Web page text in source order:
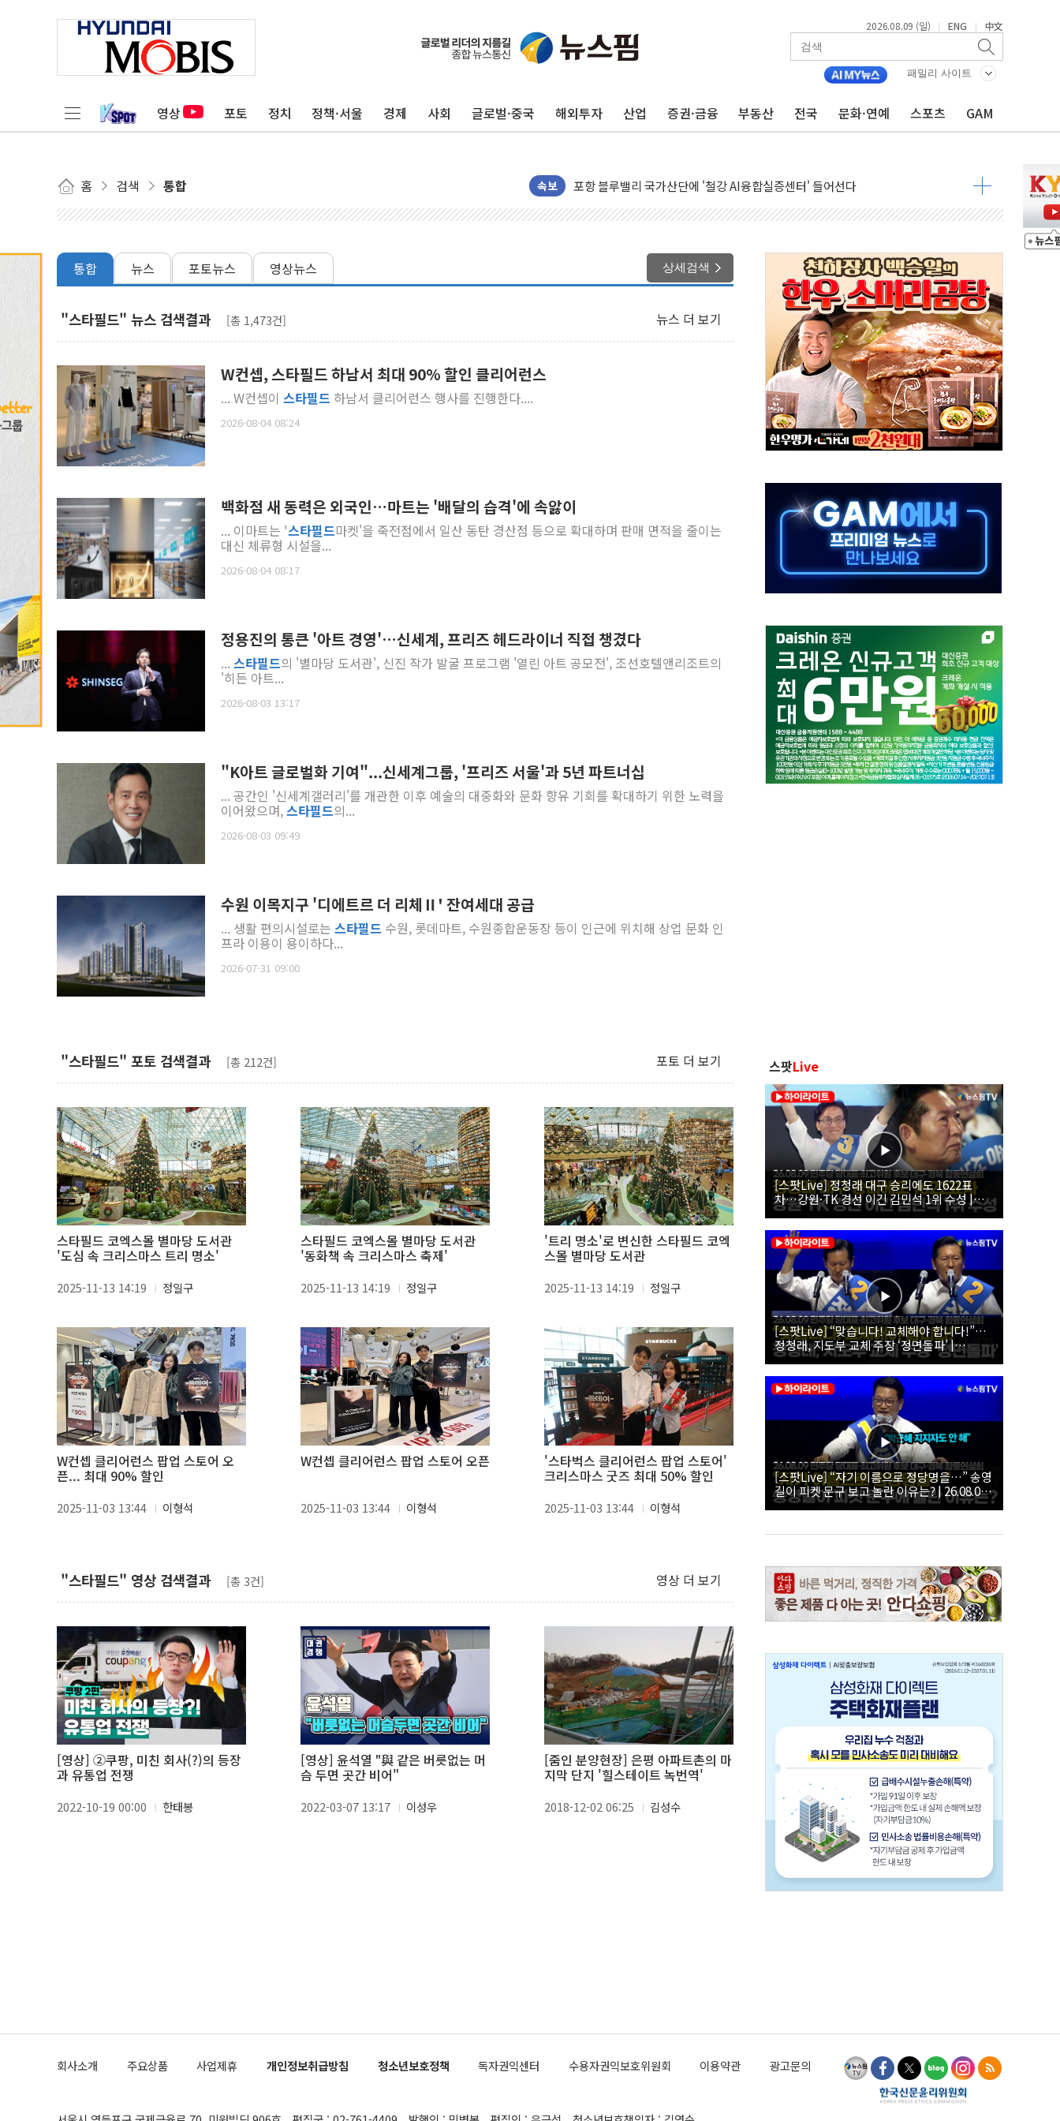
2026.08.09 (일) | ENG | 中文
패밀리 사이트
영상 포토 정치 정책·서울 경제 사회 글로벌·중국 해외투자 산업 증권·금융 부동산 전국 문화·연예 스포츠 GAM
홈 검색 통합 속보
125mm 폭우 쏟아진 울진...'두천~하당'·'올미골교' 차량 통행 선제 제한
평택 진위면 공장서 탱크 내부 작업 중 근로자 1명 숨져
상주 낙동강 선착장 하류서 50대 숨진 채 발견...경찰, 조사 중
[종합] 김민석, 정청래에 누적 1.48%p 차 선두 유지...金 46.01% vs 鄭 44.53%
인천서 말다툼 중 어머니 살해 10대 구속…범행 후 반려견도 죽여
김민석, 강원·대구·경북 경선서 정청래에 승리…金 48.54% vs 鄭 44.40%
[속보] 민주, 강원·대구·경북 경선 결과...김민석 48.54% 정청래 44.40%
[속보] 민주, 경북 경선 결과 발표...김민석 47.37% 정청래 45.71% 송영길 6.92%
[속보] 민주, 대구 경선 결과 발표...정청래 47.82% 김민석 46.35% 송영길 5.83%
[속보] 민주, 강원 경선 결과 발표...김민석 50.30% 정청래 41.94% 송영길 7.76%
정재헌 CEO, SKT 장기고객 400명 맞이…"마음 잇는 시간 되길"
최태원, 노소영에 9440억 지급 확정되나…재상고 앞두고 막판 셈법
하나금융, 명동 소상공인에 '행복상자' 전달
병무청, 보충역 전면 손질… 예술·체육요원 최대 33% 감축
홈플러스發 대형마트 판매, 역대 최대폭 감소한 9.4%↓…유통업계 양극화 심화
윤준병·이해민 의원, '정부 특사'로 콜롬비아 대통령 취임식 참석
'호우·산사태 주의보' 울진 시간당 30mm 강한 비...호우 피해 없어
통합 뉴스 포토뉴스 영상뉴스 상세검색
"스타필드" 뉴스 검색결과 [총 1,473건] 뉴스 더 보기
W컨셉, 스타필드 하남서 최대 90% 할인 클리어런스
... W컨셉이 스타필드 하남서 클리어런스 행사를 진행한다....
2026-08-04 08:24
백화점 새 동력은 외국인…마트는 '배달의 습격'에 속앓이
... 이마트는 '스타필드마켓'을 죽전점에서 일산 동탄 경산점 등으로 확대하며 판매 면적을 줄이는
대신 체류형 시설을...
2026-08-04 08:17
정용진의 통큰 '아트 경영'…신세계, 프리즈 헤드라이너 직접 챙겼다
... 스타필드의 '별마당 도서관', 신진 작가 발굴 프로그램 '열린 아트 공모전', 조선호텔앤리조트의
'히든 아트...
2026-08-03 13:17
"K아트 글로벌화 기여"...신세계그룹, '프리즈 서울'과 5년 파트너십
... 공간인 '신세계갤러리'를 개관한 이후 예술의 대중화와 문화 향유 기회를 확대하기 위한 노력을
이어왔으며,스타필드의...
2026-08-03 09:49
수원 이목지구 '디에트르 더 리체Ⅱ' 잔여세대 공급
... 생활 편의시설로는 스타필드 수원, 롯데마트, 수원종합운동장 등이 인근에 위치해 상업 문화 인
프라 이용이 용이하다...
2026-07-31 09:00
"스타필드" 포토 검색결과 [총 212건] 포토 더 보기
스타필드 코엑스몰 별마당 도서관
'도심 속 크리스마스 트리 명소'
2025-11-13 14:19 정일구
스타필드 코엑스몰 별마당 도서관
'동화책 속 크리스마스 축제'
2025-11-13 14:19 정일구
'트리 명소'로 변신한 스타필드 코엑
스몰 별마당 도서관
2025-11-13 14:19 정일구
W컨셉 클리어런스 팝업 스토어 오
픈... 최대 90% 할인
2025-11-03 13:44 이형석
W컨셉 클리어런스 팝업 스토어 오픈
2025-11-03 13:44 이형석
'스타벅스 클리어런스 팝업 스토어'
크리스마스 굿즈 최대 50% 할인
2025-11-03 13:44 이형석
"스타필드" 영상 검색결과 [총 3건] 영상 더 보기
[영상] ②쿠팡, 미친 회사(?)의 등장
과 유통업 전쟁
2022-10-19 00:00 한태봉
[영상] 윤석열 "與 같은 버릇없는 머
슴 두면 곳간 비어"
2022-03-07 13:17 이성우
[줌인 분양현장] 은평 아파트촌의 마
지막 단지 '힐스테이트 녹번역'
2018-12-02 06:25 김성수
스팟Live
[스팟Live] 정청래 대구 승리에도 1622표
차…강원·TK 경선 이긴 김민석 1위 수성 |
26.08.09 더불어민주당 당대표·최고위원 후
보 대구·경북 합동연설회
[스팟Live] “맞습니다! 교체해야 합니다!”…
정청래, 지도부 교체 주장 ‘정면돌파’ |
26.08.09 더불어민주당 당대표·최고위원 후
보 대구·경북 합동연설회
[스팟Live] “자기 이름으로 정당명을…” 송영
길이 피켓 문구 보고 놀란 이유는? | 26.08.09
더불어민주당 당대표·최고위원 후보 대구·경
회사소개 주요상품 사업제휴 개인정보취급방침 청소년보호정책 독자권익센터 수용자권익보호위원회 이용약관 광고문의